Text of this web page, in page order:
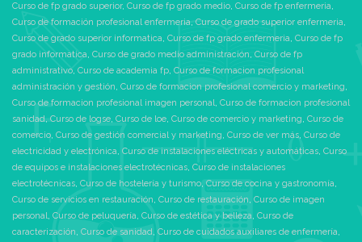
marcadas.
2. Mantenimiento y entreno
de las facultades
psicológicas del
comunicación y relaciones
* Cuidador de minusválidos
* Cuidador de personas
Curso de fp grado superior, Curso de fp grado medio, Curso de fp enfermeria,
Curso de formación profesional enfermeria,Curso de grado superior enfermeria,
Curso de grado superior informatica, Curso de fp grado enfermeria, Curso de fp
grado informatica, Curso de grado medio administración, Curso de fp
administrativo, Curso de academia fp, Curso de formacion profesional
administración y gestión, Curso de formacion profesional comercio y marketing,
Curso de formacion profesional imagen personal, Curso de formacion profesional
sanidad,Curso de logse, Curso de loe, Curso de comercio y marketing, Curso de
comercio, Curso de gestión comercial y marketing, Curso de ver más, Curso de
electricidad y electrónica, Curso de instalaciones eléctricas y automáticas, Curso
de equipos e instalaciones electrotécnicas, Curso de instalaciones
electrotécnicas, Curso de hostelería y turismo,Curso de cocina y gastronomía,
Curso de servicios en restauración, Curso de restauración, Curso de imagen
personal, Curso de peluquería, Curso de estética y belleza, Curso de
caracterización, Curso de sanidad, Curso de cuidados auxiliares de enfermería,